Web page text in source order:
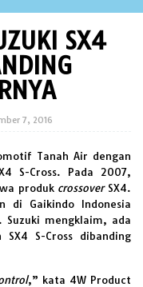
SX4
7, 2016
Tanah Air dengan
S-Cross. Pada 2007,
produk crossoverSX4.
di Gaikindo Indonesia
Suzuki mengklaim, ada
S-Cross dibanding
,” kata 4W Product